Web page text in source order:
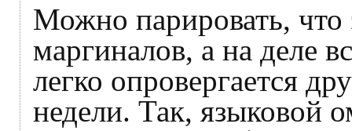
Можно парировать, что
маргиналов, а на деле
легко опровергается
недели. Так, языковой